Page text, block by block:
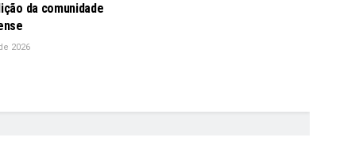
da comunidade
2026